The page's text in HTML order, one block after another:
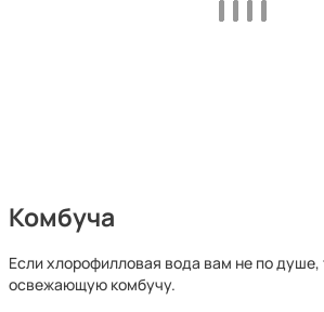
Комбуча
Если хлорофилловая вода вам не по душе,
освежающую комбучу.